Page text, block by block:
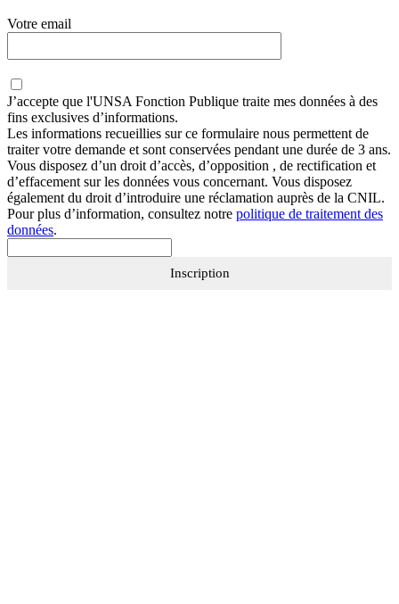
Votre email
J’accepte que l'UNSA Fonction Publique traite mes données à des
fins exclusives d’informations.
Les informations recueillies sur ce formulaire nous permettent de
traiter votre demande et sont conservées pendant une durée de 3 ans.
Vous disposez d’un droit d’accès, d’opposition , de rectification et
d’effacement sur les données vous concernant. Vous disposez
également du droit d’introduire une réclamation auprès de la CNIL.
Pour plus d’information, consultez notre politique de traitement des
données.
Inscription